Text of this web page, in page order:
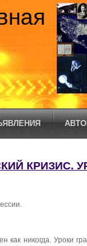
КРИЗИС.
как никогда. Уроки